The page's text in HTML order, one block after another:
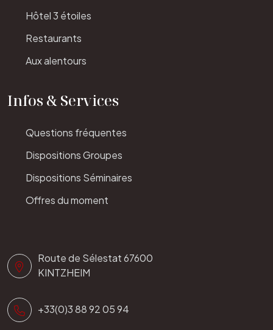
Hôtel 3 étoiles
Restaurants
Aux alentours
Infos & Services
Questions fréquentes
Dispositions Groupes
Dispositions Séminaires
Offres du moment
Route de Sélestat 67600
KINTZHEIM
+33(0)3 88 92 05 94